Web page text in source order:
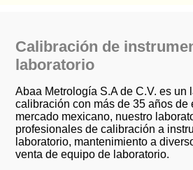
Calibración de
laboratorio
Abaa Metrología S.A de C.V. es un
calibración con más de 35 años de
mercado mexicano, nuestro
profesionales de calibración a
laboratorio, mantenimiento a
venta de equipo de laboratorio.